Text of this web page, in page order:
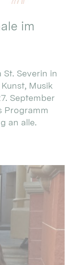
im
Severin in
Musik
September
Programm
an alle.